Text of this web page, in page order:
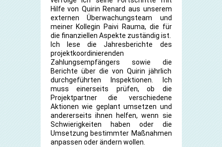
Hilfe von Quirin Renard aus unserem
externen Überwachungsteam und
meiner Kollegin Paivi Rauma, die für
die finanziellen Aspekte zuständig ist.
Ich lese die Jahresberichte des
projektkoordinierenden
Zahlungsempfängers sowie die
Berichte über die von Quirin jährlich
durchgeführten Inspektionen. Ich
muss einerseits prüfen, ob die
Projektpartner die verschiedene
Aktionen wie geplant umsetzen und
andererseits ihnen helfen, wenn sie
Schwierigkeiten haben oder die
Umsetzung bestimmter Maßnahmen
anpassen oder ändern wollen.